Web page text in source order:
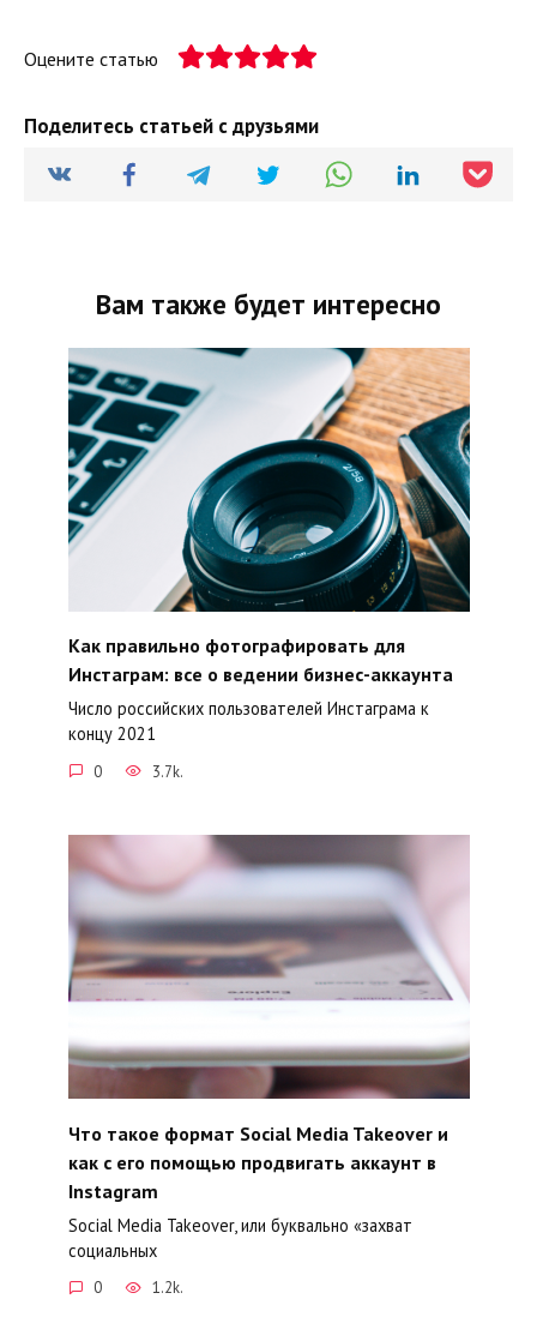
Оцените статью
Поделитесь статьей с друзьями
Вам также будет интересно
Как правильно фотографировать для
Инстаграм: все о ведении бизнес-аккаунта
Число российских пользователей Инстаграма к
концу 2021
0 3.7k.
Что такое формат Social Media Takeover и
как с его помощью продвигать аккаунт в
Instagram
Social Media Takeover, или буквально «захват
социальных
0 1.2k.